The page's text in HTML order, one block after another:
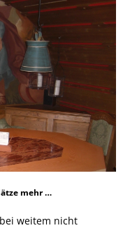
mehr …
bei weitem nicht